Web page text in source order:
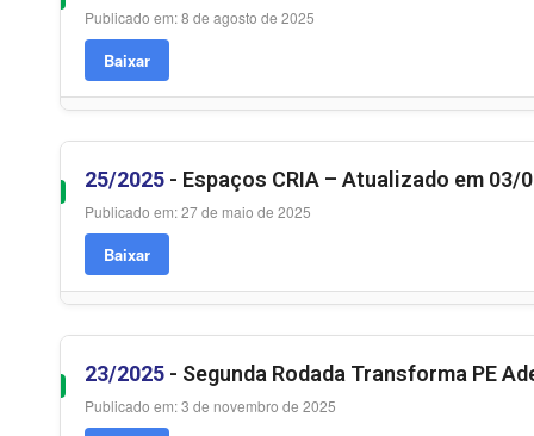
Publicado em: 8 de agosto de 2025
Baixar
25/2025 - Espaços CRIA – Atualizado em 03/
Publicado em: 27 de maio de 2025
Baixar
23/2025 - Segunda Rodada Transforma PE
Publicado em: 3 de novembro de 2025